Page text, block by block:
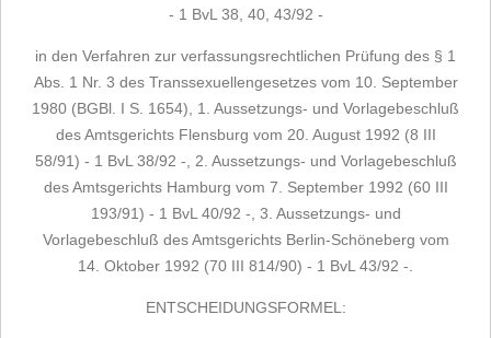
- 1 BvL 38, 40, 43/92 -
in den Verfahren zur verfassungsrechtlichen Prüfung des § 1
Abs. 1 Nr. 3 des Transsexuellengesetzes vom 10. September
1980 (BGBl. I S. 1654), 1. Aussetzungs- und Vorlagebeschluß
des Amtsgerichts Flensburg vom 20. August 1992 (8 III
58/91) - 1 BvL 38/92 -, 2. Aussetzungs- und Vorlagebeschluß
des Amtsgerichts Hamburg vom 7. September 1992 (60 III
193/91) - 1 BvL 40/92 -, 3. Aussetzungs- und
Vorlagebeschluß des Amtsgerichts Berlin-Schöneberg vom
14. Oktober 1992 (70 III 814/90) - 1 BvL 43/92 -.
ENTSCHEIDUNGSFORMEL: